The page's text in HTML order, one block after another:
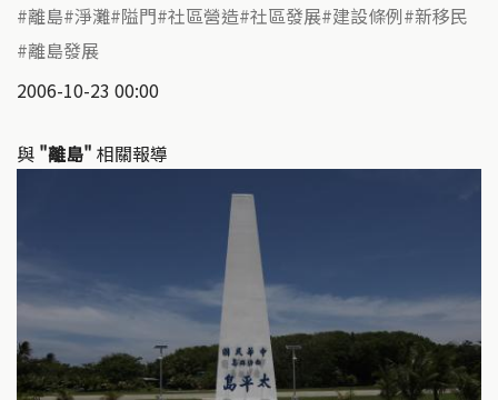
離島 淨灘 隘門 社區營造 社區發展 建設條例 新移民
離島發展
2006-10-23 00:00
與 "離島" 相關報導